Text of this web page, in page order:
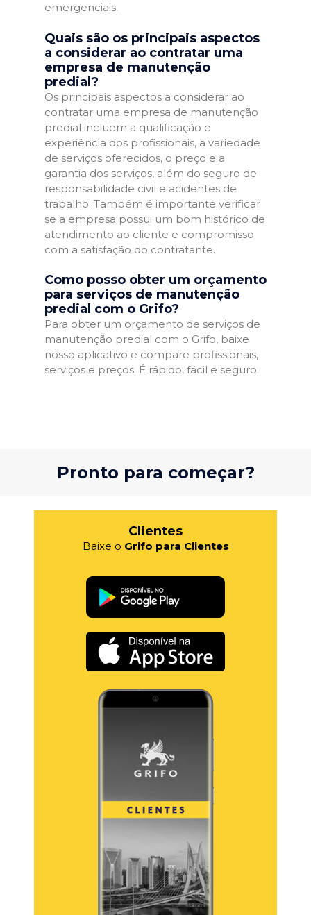
emergenciais.
Quais são os principais aspectos
a considerar ao contratar uma
empresa de manutenção
predial?
Os principais aspectos a considerar ao
contratar uma empresa de manutenção
predial incluem a qualificação e
experiência dos profissionais, a variedade
de serviços oferecidos, o preço e a
garantia dos serviços, além do seguro de
responsabilidade civil e acidentes de
trabalho. Também é importante verificar
se a empresa possui um bom histórico de
atendimento ao cliente e compromisso
com a satisfação do contratante.
Como posso obter um orçamento
para serviços de manutenção
predial com o Grifo?
Para obter um orçamento de serviços de
manutenção predial com o Grifo, baixe
nosso aplicativo e compare profissionais,
serviços e preços. É rápido, fácil e seguro.
Pronto para começar?
Clientes
Baixe o Grifo para Clientes